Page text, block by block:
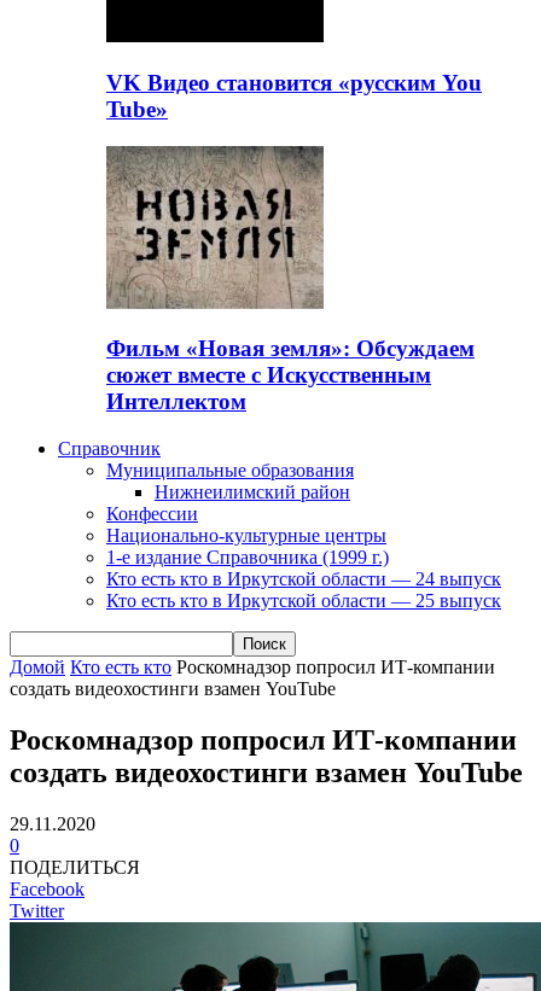
VK Видео становится «русским You
Tube»
Фильм «Новая земля»: Обсуждаем
сюжет вместе с Искусственным
Интеллектом
Справочник
Муниципальные образования
Нижнеилимский район
Конфессии
Национально-культурные центры
1-е издание Справочника (1999 г.)
Кто есть кто в Иркутской области — 24 выпуск
Кто есть кто в Иркутской области — 25 выпуск
Домой Кто есть кто Роскомнадзор попросил ИТ-компании
создать видеохостинги взамен YouTube
Роскомнадзор попросил ИТ-компании
создать видеохостинги взамен YouTube
29.11.2020
0
ПОДЕЛИТЬСЯ
Facebook
Twitter